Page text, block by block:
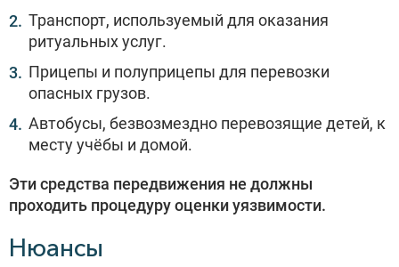
Транспорт, используемый для оказания
ритуальных услуг.
Прицепы и полуприцепы для перевозки
опасных грузов.
Автобусы, безвозмездно перевозящие детей, к
месту учёбы и домой.
Эти средства передвижения не должны
проходить процедуру оценки уязвимости.
Нюансы